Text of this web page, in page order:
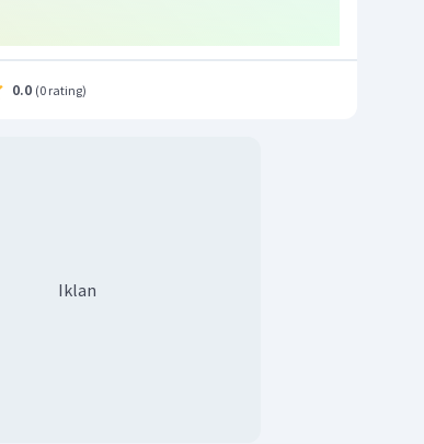
0.0 (0 rating)
Iklan